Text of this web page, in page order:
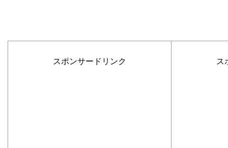
スポンサードリンク ス